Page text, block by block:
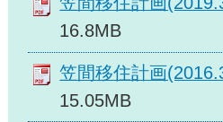
16.8MB
笠間移住計画
15.05MB